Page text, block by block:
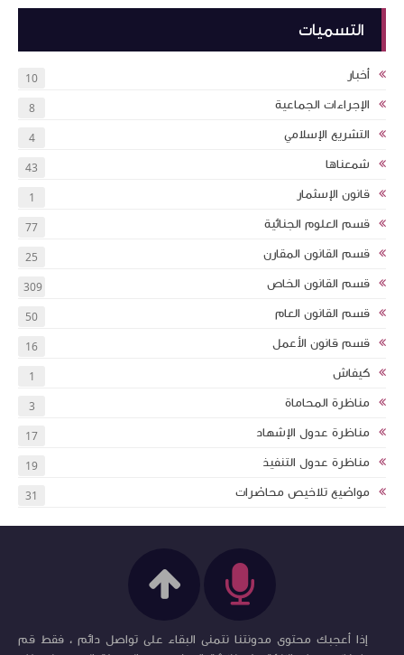
التسميات
أخبار 10
الإجراءات الجماعية 8
التشريع الإسلامي 4
شمعناها 43
قانون الإسثمار 1
قسم العلوم الجنائية 77
قسم القانون المقارن 25
قسم القانون الخاص 309
قسم القانون العام 50
قسم قانون الأعمل 16
كيفاش 1
مناظرة المحاماة 3
مناظرة عدول الإشهاد 17
مناظرة عدول التنفيذ 19
مواضيع تلاخيص محاضرات 31
إذا أعجبك محتوى مدونتنا نتمنى البقاء على تواصل دائم ، فقط قم